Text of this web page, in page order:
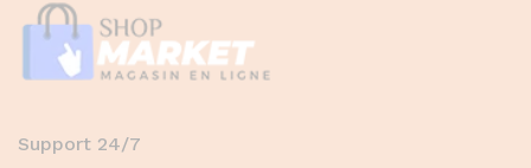
Support 24/7